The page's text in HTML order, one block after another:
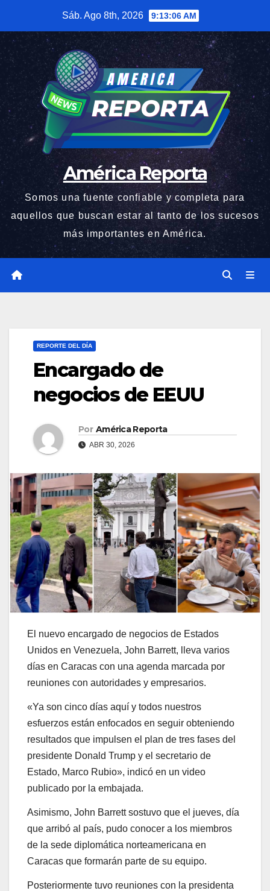
contenido
Sáb. Ago 8th, 2026 9:13:07 AM
América Reporta
Somos una fuente confiable y completa para
aquellos que buscan estar al tanto de los sucesos
más importantes en América.
REPORTE DEL DÍA
Encargado de
negocios de EEUU
Por América Reporta
ABR 30, 2026
El nuevo encargado de negocios de Estados
Unidos en Venezuela, John Barrett, lleva varios
días en Caracas con una agenda marcada por
reuniones con autoridades y empresarios.
«Ya son cinco días aquí y todos nuestros
esfuerzos están enfocados en seguir obteniendo
resultados que impulsen el plan de tres fases del
presidente Donald Trump y el secretario de
Estado, Marco Rubio», indicó en un video
publicado por la embajada.
Asimismo, John Barrett sostuvo que el jueves, día
que arribó al país, pudo conocer a los miembros
de la sede diplomática norteamericana en
Caracas que formarán parte de su equipo.
Posteriormente tuvo reuniones con la presidenta